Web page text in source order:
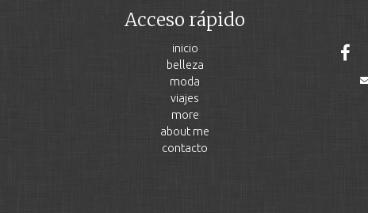
Acceso rápido
inicio
belleza
moda
viajes
more
about me
contacto